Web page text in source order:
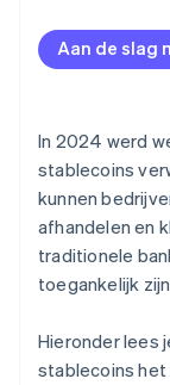
Plan voor
Zorg voor
strengheid als
Stel een
Aan de slag
In 2024 werd
stablecoins
kunnen
afhandelen en
traditionele
toegankelijk
Hieronder lees
stablecoins het